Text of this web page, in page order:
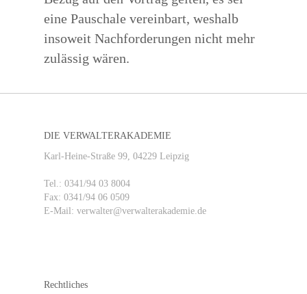
eine Pauschale vereinbart, weshalb
insoweit Nachforderungen nicht mehr
zulässig wären.
DIE VERWALTERAKADEMIE
Karl-Heine-Straße 99, 04229 Leipzig
Tel.: 0341/94 03 8004
Fax: 0341/94 06 0509
E-Mail: verwalter@verwalterakademie.de
Rechtliches